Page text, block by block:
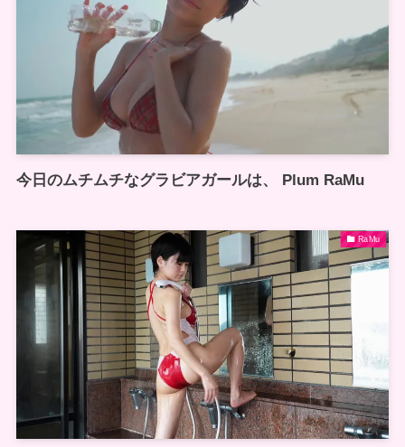
今日のムチムチなグラビアガールは、 Plum RaMu
RaMu